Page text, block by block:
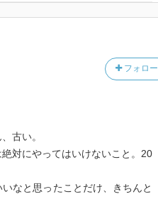
フォロー
古い。
対にやってはいけないこと。20
なと思ったことだけ、きちんと